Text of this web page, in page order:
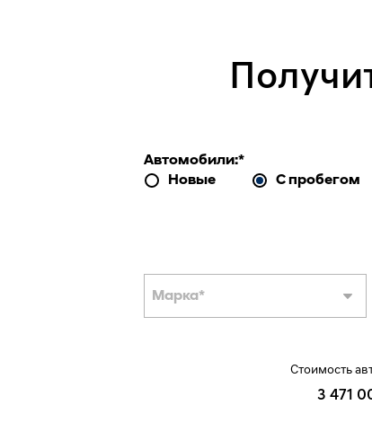
Автомобили:*
Новые
С пробегом
Марка*
Стоимость
3 471